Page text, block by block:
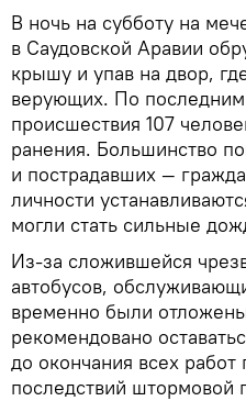
В ночь на субботу на
в Саудовской Аравии
крышу и упав на двор,
верующих. По последним
происшествия 107
ранения. Большинство
и пострадавших —
личности
могли стать сильные
Из-за сложившейся
автобусов,
временно были
рекомендовано
до окончания всех
последствий штормовой